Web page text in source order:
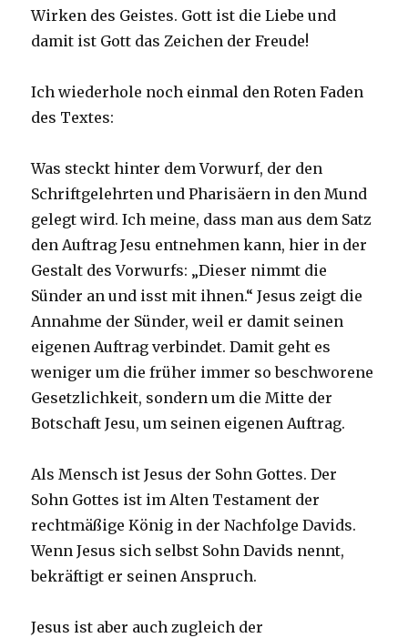
Wirken des Geistes. Gott ist die Liebe und
damit ist Gott das Zeichen der Freude!
Ich wiederhole noch einmal den Roten Faden
des Textes:
Was steckt hinter dem Vorwurf, der den
Schriftgelehrten und Pharisäern in den Mund
gelegt wird. Ich meine, dass man aus dem Satz
den Auftrag Jesu entnehmen kann, hier in der
Gestalt des Vorwurfs: „Dieser nimmt die
Sünder an und isst mit ihnen.“ Jesus zeigt die
Annahme der Sünder, weil er damit seinen
eigenen Auftrag verbindet. Damit geht es
weniger um die früher immer so beschworene
Gesetzlichkeit, sondern um die Mitte der
Botschaft Jesu, um seinen eigenen Auftrag.
Als Mensch ist Jesus der Sohn Gottes. Der
Sohn Gottes ist im Alten Testament der
rechtmäßige König in der Nachfolge Davids.
Wenn Jesus sich selbst Sohn Davids nennt,
bekräftigt er seinen Anspruch.
Jesus ist aber auch zugleich der